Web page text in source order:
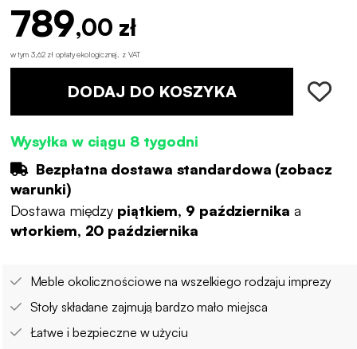
789,00 zł
w tym 3,62 zł opłaty ekologicznej z VAT
DODAJ DO KOSZYKA
Wysyłka w ciągu 8 tygodni
Bezpłatna dostawa standardowa (zobacz
warunki)
Dostawa między piątkiem, 9 października a
wtorkiem, 20 października
Meble okolicznościowe na wszelkiego rodzaju imprezy
Stoły składane zajmują bardzo mało miejsca
Łatwe i bezpieczne w użyciu